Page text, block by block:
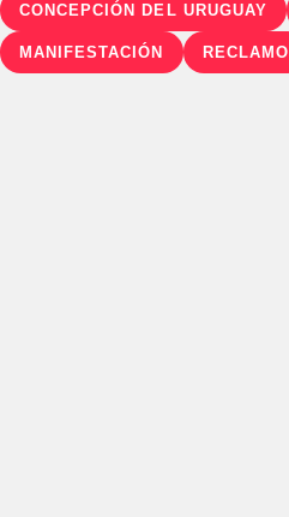
CONCEPCIÓN DEL URUGUAY
MANIFESTACIÓN RECLAMO